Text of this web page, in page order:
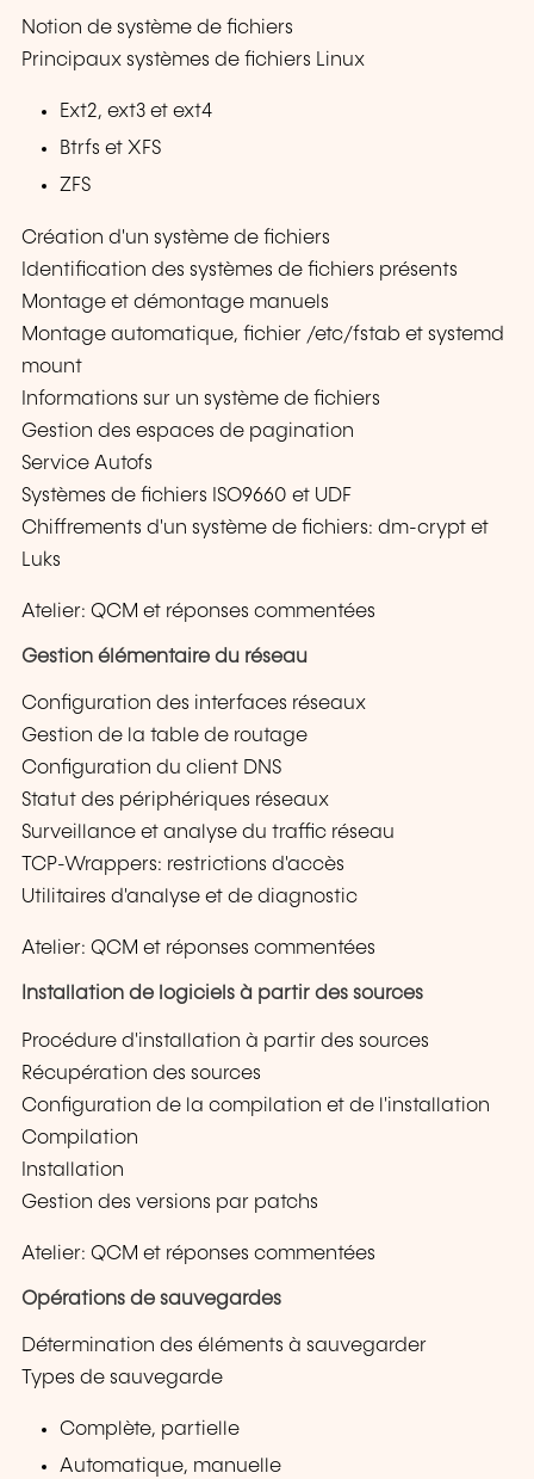
Notion de système de fichiers
Principaux systèmes de fichiers Linux
Ext2, ext3 et ext4
Btrfs et XFS
ZFS
Création d'un système de fichiers
Identification des systèmes de fichiers présents
Montage et démontage manuels
Montage automatique, fichier /etc/fstab et systemd
mount
Informations sur un système de fichiers
Gestion des espaces de pagination
Service Autofs
Systèmes de fichiers ISO9660 et UDF
Chiffrements d'un système de fichiers: dm-crypt et
Luks
Atelier: QCM et réponses commentées
Gestion élémentaire du réseau
Configuration des interfaces réseaux
Gestion de la table de routage
Configuration du client DNS
Statut des périphériques réseaux
Surveillance et analyse du traffic réseau
TCP-Wrappers: restrictions d'accès
Utilitaires d'analyse et de diagnostic
Atelier: QCM et réponses commentées
Installation de logiciels à partir des sources
Procédure d'installation à partir des sources
Récupération des sources
Configuration de la compilation et de l'installation
Compilation
Installation
Gestion des versions par patchs
Atelier: QCM et réponses commentées
Opérations de sauvegardes
Détermination des éléments à sauvegarder
Types de sauvegarde
Complète, partielle
Automatique, manuelle